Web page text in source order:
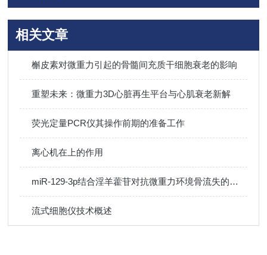
相关文章
槲皮素对微重力引起的骨髓间充质干细胞衰老的影响
重塑未来：微重力3D心脏再生平台与心肌衰老新解​
荧光定量PCR仪其操作前期的准备工作
离心机在上的作用
miR-129-3p结合淫羊藿苷对抗微重力环境骨流失的研究
流式细胞仪技术概述